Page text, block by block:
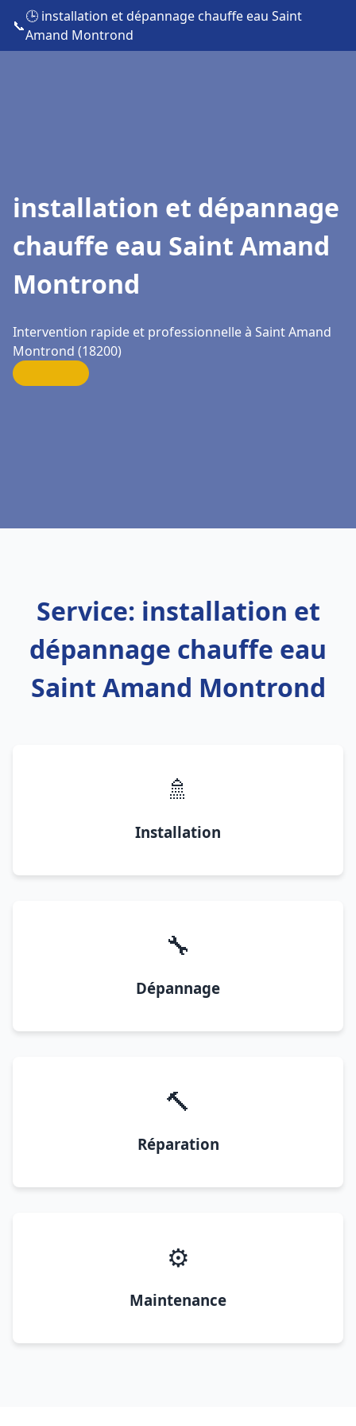
📞
🕒 installation et dépannage chauffe eau Saint
Amand Montrond
installation et dépannage
chauffe eau Saint Amand
Montrond
Intervention rapide et professionnelle à Saint Amand
Montrond (18200)
Service: installation et
dépannage chauffe eau
Saint Amand Montrond
🚿
Installation
🔧
Dépannage
🔨
Réparation
⚙️
Maintenance